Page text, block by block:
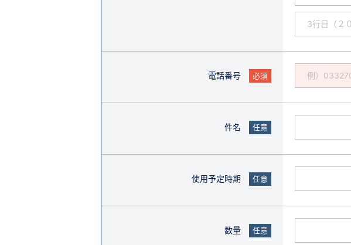
電話番号 必須
件名 任意
使用予定時期 任意
数量 任意